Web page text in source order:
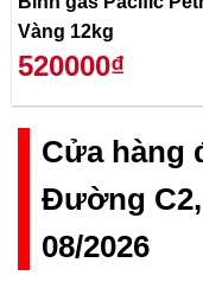
Vàng 12kg
520000₫
Cửa hàng
Đường
08/2026